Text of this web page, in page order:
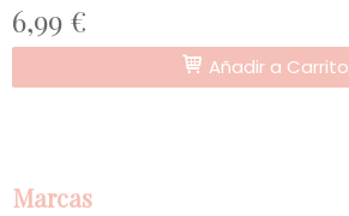
Marcas
6,99 €
Añadir a Carrito